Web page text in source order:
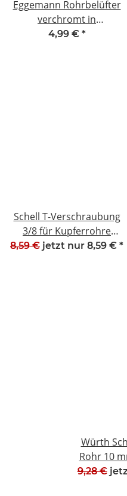
Eggemann Rohrbelüfter
verchromt in
Durchflußform 1/2 2864
4,99 € *
Schell T-Verschraubung
3/8 für Kupferrohre
06455 NEU #W613-1063-
8,59 € jetzt nur 8,59 € *
Würth
Rohr 10
Stück
9,28 €